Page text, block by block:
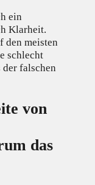
ein
Klarheit.
den meisten
schlecht
der falschen
von
das